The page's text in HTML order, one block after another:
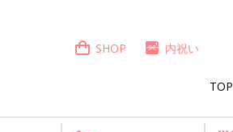
TOP
SHOP 内祝い